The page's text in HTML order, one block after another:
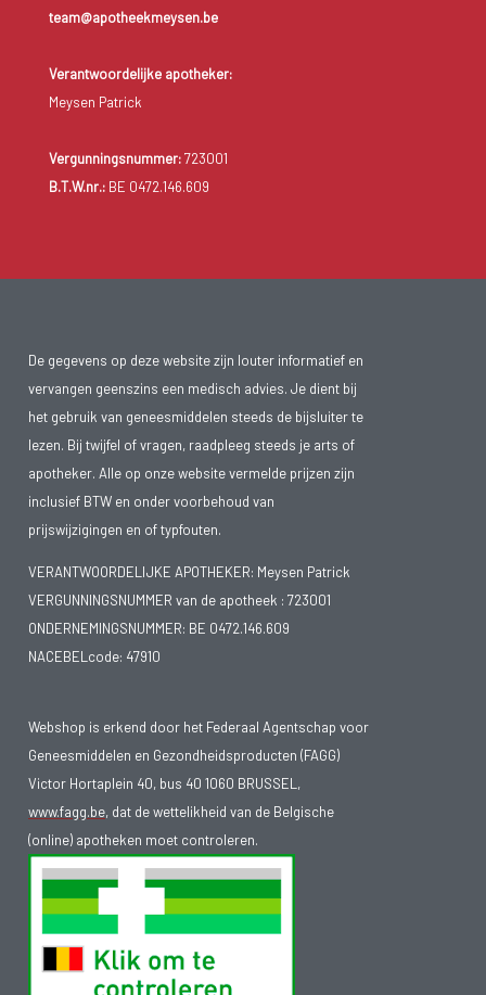
team@apotheekmeysen.be
Verantwoordelijke apotheker:
Meysen Patrick
Vergunningsnummer:723001
B.T.W.nr.:BE 0472.146.609
De gegevens op deze website zijn louter informatief en
vervangen geenszins een medisch advies. Je dient bij
het gebruik van geneesmiddelen steeds de bijsluiter te
lezen. Bij twijfel of vragen, raadpleeg steeds je arts of
apotheker. Alle op onze website vermelde prijzen zijn
inclusief BTW en onder voorbehoud van
prijswijzigingen en of typfouten.
VERANTWOORDELIJKE APOTHEKER: Meysen Patrick
VERGUNNINGSNUMMER van de apotheek : 723001
ONDERNEMINGSNUMMER: BE 0472.146.609
NACEBELcode: 47910
Webshop is erkend door het Federaal Agentschap voor
Geneesmiddelen en Gezondheidsproducten (FAGG)
Victor Hortaplein 40, bus 40 1060 BRUSSEL,
www.fagg.be, dat de wettelikheid van de Belgische
(online) apotheken moet controleren.